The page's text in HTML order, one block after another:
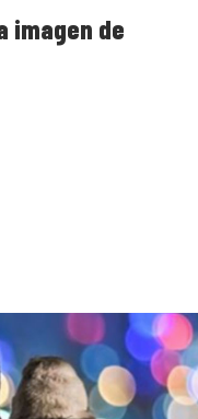
imagen de